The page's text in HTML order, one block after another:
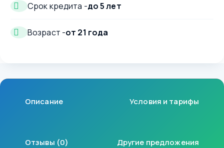
Срок кредита -до 5 лет
Возраст -от 21 года
Описание Условия и тарифы
Отзывы (0) Другие предложения